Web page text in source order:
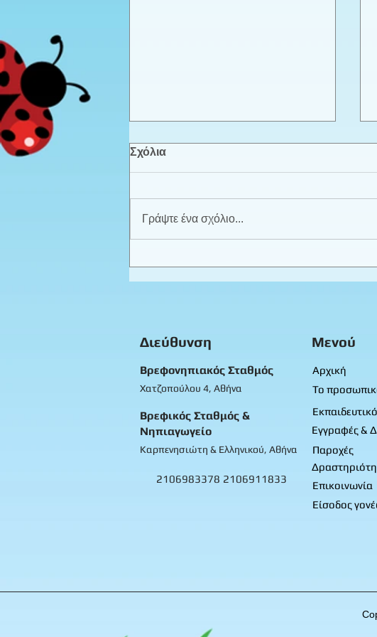
Σχόλια
Γράψτε ένα σχόλιο...
Διεύθυνση
Βρεφονηπιακός Σταθμός
Χατζοπούλου 4, Αθήνα
Βρεφικός Σταθμός &
Νηπιαγωγείο
Καρπενησιώτη & Ελληνικού, Αθήνα
2106983378 2106911833
Μενού
Αρχική
Το
Εγγραφές &
Παροχές
Επικοινωνία
Είσοδος